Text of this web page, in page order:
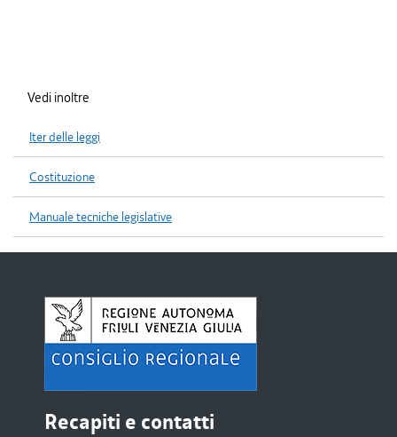
Vedi inoltre
Iter delle leggi
Costituzione
Manuale tecniche legislative
Recapiti e contatti